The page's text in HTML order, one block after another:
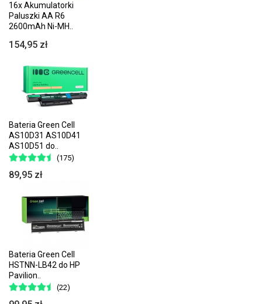
16x Akumulatorki
Paluszki AA R6
2600mAh Ni-MH..
154,95 zł
Bateria Green Cell
AS10D31 AS10D41
AS10D51 do..
(175)
89,95 zł
Bateria Green Cell
HSTNN-LB42 do HP
Pavilion..
(22)